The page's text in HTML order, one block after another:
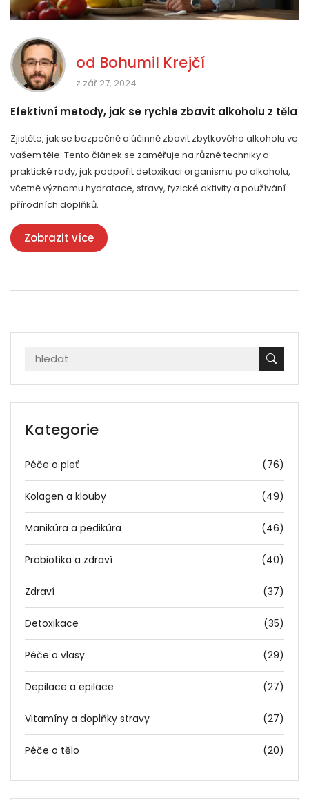
od Bohumil Krejčí
z zář 27, 2024
Efektivní metody, jak se rychle zbavit alkoholu z těla
Zjistěte, jak se bezpečně a účinně zbavit zbytkového alkoholu ve
vašem těle. Tento článek se zaměřuje na různé techniky a
praktické rady, jak podpořit detoxikaci organismu po alkoholu,
včetně významu hydratace, stravy, fyzické aktivity a používání
přírodních doplňků.
Zobrazit více
Kategorie
Péče o pleť (76)
Kolagen a klouby (49)
Manikúra a pedikúra (46)
Probiotika a zdraví (40)
Zdraví (37)
Detoxikace (35)
Péče o vlasy (29)
Depilace a epilace (27)
Vitamíny a doplňky stravy (27)
Péče o tělo (20)